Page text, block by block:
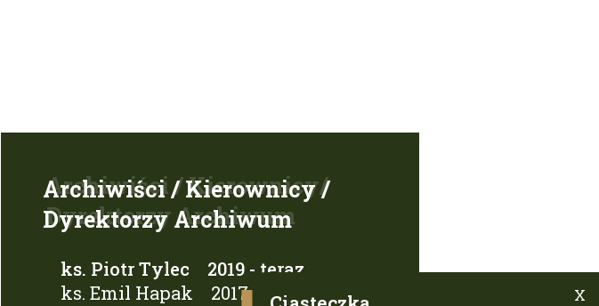
X
Archiwiści / Kierownicy /
Dyrektorzy Archiwum
ks. Piotr Tylec
2019 - teraz
ks. Emil Hapak
2017 - teraz